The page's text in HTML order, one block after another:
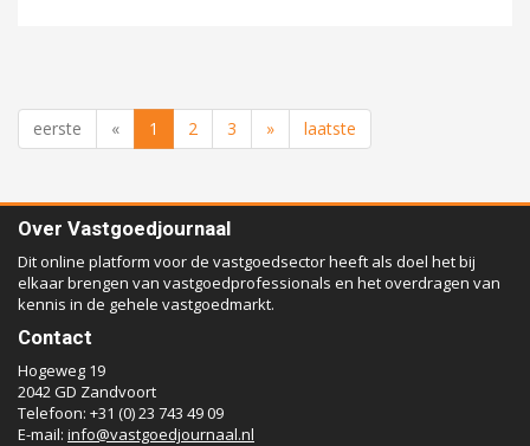
eerste « 1 2 3 » laatste
Over Vastgoedjournaal
Dit online platform voor de vastgoedsector heeft als doel het bij
elkaar brengen van vastgoedprofessionals en het overdragen van
kennis in de gehele vastgoedmarkt.
Contact
Hogeweg 19
2042 GD Zandvoort
Telefoon: +31 (0) 23 743 49 09
E-mail: info@vastgoedjournaal.nl